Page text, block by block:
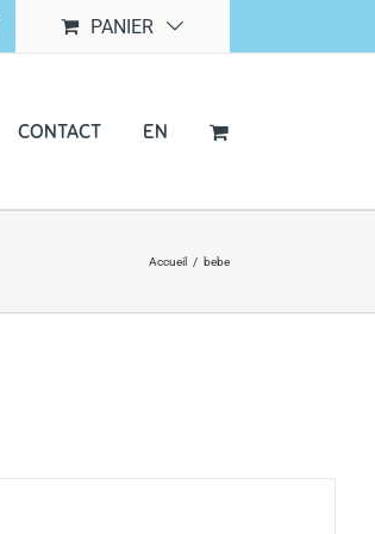
PANIER
CONTACT EN
Accueil / bebe